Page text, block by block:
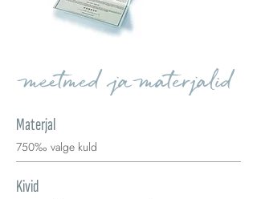
meetmed ja materjalid
Materjal
750‰ valge kuld
Kivid